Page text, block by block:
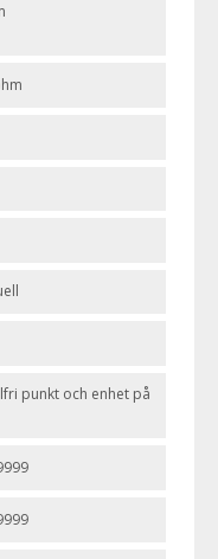
punkt och enhet på